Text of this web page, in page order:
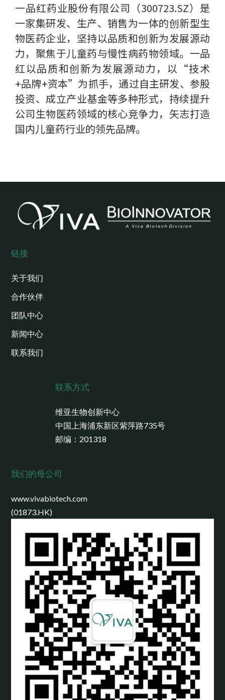
一品红药业股份有限公司（300723.SZ）是
一家集研发、生产、销售为一体的创新型生
物医药企业，坚持以品质和创新为发展源动
力，聚焦于儿童药与慢性病药物领域。一品
红以品质和创新为发展源动力，以“技术
+品牌+资本”为抓手，通过自主研发、参股
投资、成立产业基金等多种形式，持续提升
公司生物医药领域的核心竞争力，矢志打造
国内儿童药行业的领先品牌。
链接
关于我们
合作伙伴
团队中心
新闻中心
联系我们
联系方式
维亚生物创新中心
中国上海浦东新区紫萍路735号
邮编：201318
我们的母公司
www.vivabiotech.com
(01873.HK)